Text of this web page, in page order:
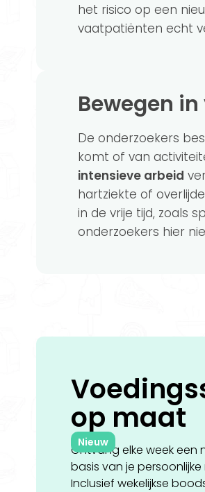
het risico op een
vaatpatiënten echt
Bewegen
De onderzoekers
komt of van
intensieve arbeid
hartziekte of
in de vrije tijd, zoals
onderzoekers hier
op maat
Nieuw
Ontvang elke week een
basis van je
Inclusief wekelijkse